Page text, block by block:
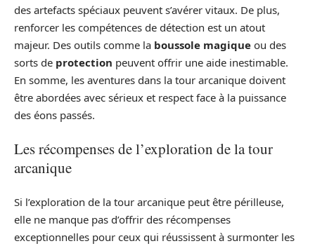
des artefacts spéciaux peuvent s’avérer vitaux. De plus,
renforcer les compétences de détection est un atout
majeur. Des outils comme la boussole magique ou des
sorts de protection peuvent offrir une aide inestimable.
En somme, les aventures dans la tour arcanique doivent
être abordées avec sérieux et respect face à la puissance
des éons passés.
Les récompenses de l’exploration de la tour
arcanique
Si l’exploration de la tour arcanique peut être périlleuse,
elle ne manque pas d’offrir des récompenses
exceptionnelles pour ceux qui réussissent à surmonter les